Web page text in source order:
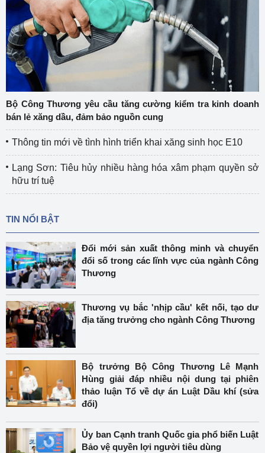
Bộ Công Thương yêu cầu tăng cường kiểm tra kinh doanh
bán lẻ xăng dầu, đảm bảo nguồn cung
Thông tin mới về tình hình triển khai xăng sinh học E10
Lạng Sơn: Tiêu hủy nhiều hàng hóa xâm phạm quyền sở
hữu trí tuệ
TIN NỔI BẬT
Đổi mới sản xuất thông minh và chuyển
đổi số trong các lĩnh vực của ngành Công
Thương
Thương vụ bắc 'nhịp cầu' kết nối, tạo dư
địa tăng trưởng cho ngành Công Thương
Bộ trưởng Bộ Công Thương Lê Mạnh
Hùng giải đáp nhiều nội dung tại phiên
thảo luận Tổ về dự án Luật Dầu khí (sửa
đổi)
Ủy ban Cạnh tranh Quốc gia phổ biến Luật
Bảo vệ quyền lợi người tiêu dùng